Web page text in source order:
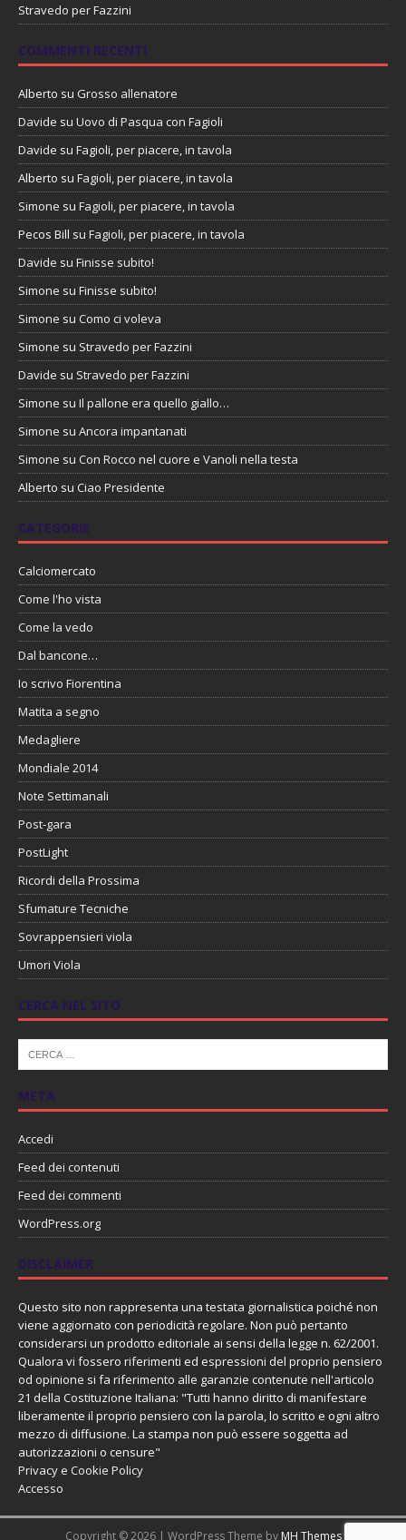
Stravedo per Fazzini
COMMENTI RECENTI
Alberto su Grosso allenatore
Davide su Uovo di Pasqua con Fagioli
Davide su Fagioli, per piacere, in tavola
Alberto su Fagioli, per piacere, in tavola
Simone su Fagioli, per piacere, in tavola
Pecos Bill su Fagioli, per piacere, in tavola
Davide su Finisse subito!
Simone su Finisse subito!
Simone su Como ci voleva
Simone su Stravedo per Fazzini
Davide su Stravedo per Fazzini
Simone su Il pallone era quello giallo…
Simone su Ancora impantanati
Simone su Con Rocco nel cuore e Vanoli nella testa
Alberto su Ciao Presidente
CATEGORIE
Calciomercato
Come l'ho vista
Come la vedo
Dal bancone…
Io scrivo Fiorentina
Matita a segno
Medagliere
Mondiale 2014
Note Settimanali
Post-gara
PostLight
Ricordi della Prossima
Sfumature Tecniche
Sovrappensieri viola
Umori Viola
CERCA NEL SITO
META
Accedi
Feed dei contenuti
Feed dei commenti
WordPress.org
DISCLAIMER
Questo sito non rappresenta una testata giornalistica poiché non
viene aggiornato con periodicità regolare. Non può pertanto
considerarsi un prodotto editoriale ai sensi della legge n. 62/2001.
Qualora vi fossero riferimenti ed espressioni del proprio pensiero
od opinione si fa riferimento alle garanzie contenute nell'articolo
21 della Costituzione Italiana: "Tutti hanno diritto di manifestare
liberamente il proprio pensiero con la parola, lo scritto e ogni altro
mezzo di diffusione. La stampa non può essere soggetta ad
autorizzazioni o censure"
Privacy e Cookie Policy
Accesso
Copyright © 2026 | WordPress Theme by MH Themes